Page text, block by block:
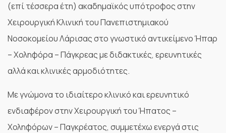
(επί τέσσερα έτη) ακαδημαϊκός υπότροφος στην
Χειρουργική Κλινική του Πανεπιστημιακού
Νοσοκομείου Λάρισας στο γνωστικό αντικείμενο Ήπαρ
– Χοληφόρα – Πάγκρεας με διδακτικές, ερευνητικές
αλλά και κλινικές αρμοδιότητες.
Με γνώμονα το ιδιαίτερο κλινικό και ερευνητικό
ενδιαφέρον στην Χειρουργική του Ήπατος –
Χοληφόρων – Παγκρέατος, συμμετέχω ενεργά στις